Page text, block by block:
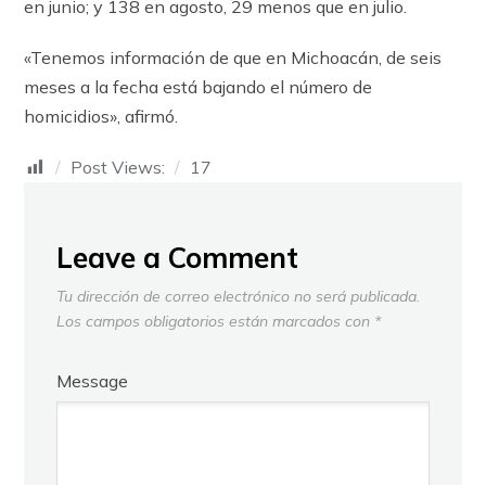
en junio; y 138 en agosto, 29 menos que en julio.
«Tenemos información de que en Michoacán, de seis
meses a la fecha está bajando el número de
homicidios», afirmó.
Post Views: 17
Leave a Comment
Tu dirección de correo electrónico no será publicada.
Los campos obligatorios están marcados con *
Message